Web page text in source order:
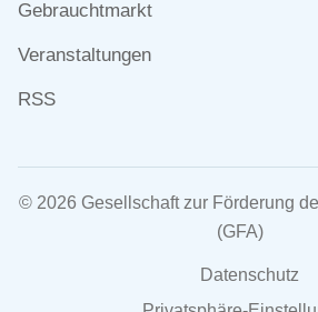
Gebrauchtmarkt
Veranstaltungen
RSS
© 2026 Gesellschaft zur Förderung
(GFA)
Datenschutz